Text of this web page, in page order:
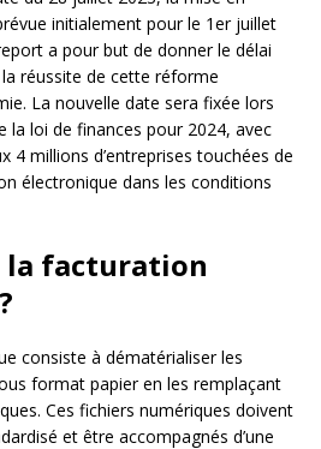
initialement pour le 1er juillet
a pour but de donner le délai
la réussite de cette réforme
La nouvelle date sera fixée lors
la loi de finances pour 2024, avec
4 millions d’entreprises touchées de
électronique dans les conditions
la facturation
consiste à dématérialiser les
format papier en les remplaçant
Ces fichiers numériques doivent
et être accompagnés d’une